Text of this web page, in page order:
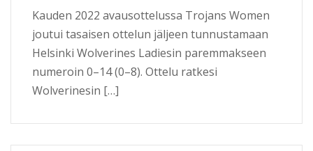
Kauden 2022 avausottelussa Trojans Women
joutui tasaisen ottelun jäljeen tunnustamaan
Helsinki Wolverines Ladiesin paremmakseen
numeroin 0–14 (0–8). Ottelu ratkesi
Wolverinesin […]